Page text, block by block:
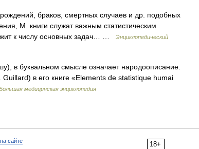
браков, смертных случаев и др. подобных
М. книги служат важным статистическим
к числу основных задач… …
Энциклопедический
в буквальном смысле означает народоописание.
в его книге «Elements de statistique humai
медицинская энциклопедия
18+
сайте